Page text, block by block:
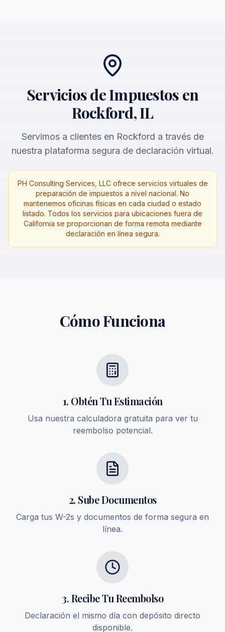
Servicios de Impuestos en
Rockford, IL
Servimos a clientes en Rockford a través de
nuestra plataforma segura de declaración virtual.
PH Consulting Services, LLC ofrece servicios virtuales de
preparación de impuestos a nivel nacional. No
mantenemos oficinas físicas en cada ciudad o estado
listado. Todos los servicios para ubicaciones fuera de
California se proporcionan de forma remota mediante
declaración en línea segura.
Cómo Funciona
1. Obtén Tu Estimación
Usa nuestra calculadora gratuita para ver tu
reembolso potencial.
2. Sube Documentos
Carga tus W-2s y documentos de forma segura en
línea.
3. Recibe Tu Reembolso
Declaración el mismo día con depósito directo
disponible.